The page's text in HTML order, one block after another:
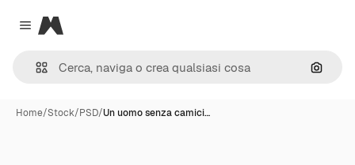
Close menu
Magnific
Cerca
Home/Stock/PSD/Un uomo senza camici…